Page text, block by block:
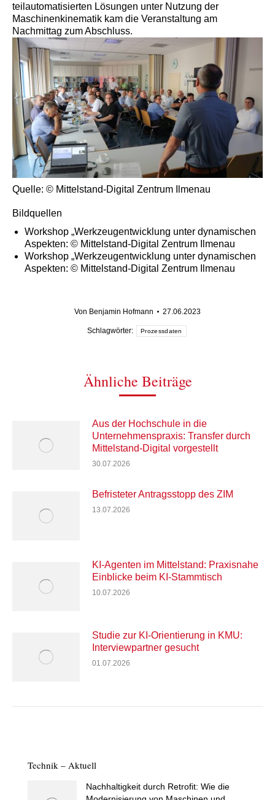
teilautomatisierten Lösungen unter Nutzung der
Maschinenkinematik kam die Veranstaltung am
Nachmittag zum Abschluss.
Quelle: © Mittelstand-Digital Zentrum Ilmenau
Bildquellen
Workshop „Werkzeugentwicklung unter dynamischen
Aspekten: © Mittelstand-Digital Zentrum Ilmenau
Workshop „Werkzeugentwicklung unter dynamischen
Aspekten: © Mittelstand-Digital Zentrum Ilmenau
Von Benjamin Hofmann 27.06.2023
Schlagwörter: Prozessdaten
Ähnliche Beiträge
Aus der Hochschule in die
Unternehmenspraxis: Transfer durch
Mittelstand-Digital vorgestellt
30.07.2026
Befristeter Antragsstopp des ZIM
13.07.2026
KI-Agenten im Mittelstand: Praxisnahe
Einblicke beim KI-Stammtisch
10.07.2026
Studie zur KI-Orientierung in KMU:
Interviewpartner gesucht
01.07.2026
Technik – Aktuell
Nachhaltigkeit durch Retrofit: Wie die